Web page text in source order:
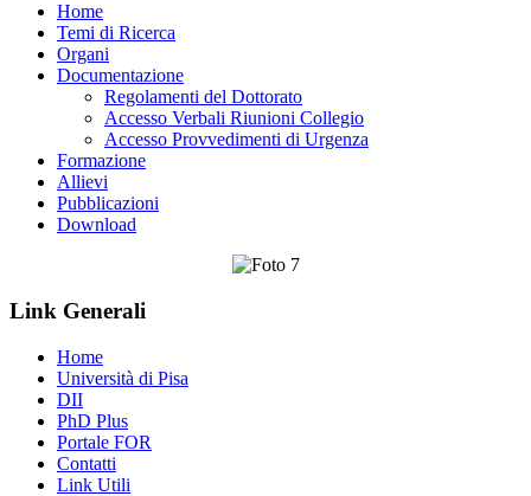
Home
Temi di Ricerca
Organi
Documentazione
Regolamenti del Dottorato
Accesso Verbali Riunioni Collegio
Accesso Provvedimenti di Urgenza
Formazione
Allievi
Pubblicazioni
Download
Link Generali
Home
Università di Pisa
DII
PhD Plus
Portale FOR
Contatti
Link Utili